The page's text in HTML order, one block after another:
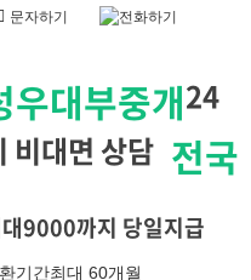
문자하기 전화하기
우대부중개
전국
24
비대면 상담
9000까지 당일지급
기간최대 60개월